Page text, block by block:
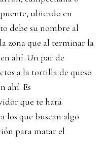
ubicado en
debe su nombre al
zona que al terminar la
ahí. Un par de
a la tortilla de queso
ahí. Es
que te hará
los que buscan algo
para matar el